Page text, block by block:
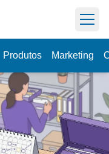
Produtos Marketing
Veja como